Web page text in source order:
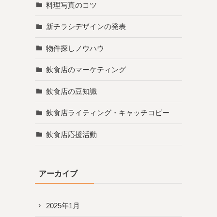
料理写真のコツ
新チラシデザインの発表
物件探しノウハウ
飲食店のマーケティング
飲食店の豆知識
飲食店ライティング・キャッチコピー
飲食店応援活動
アーカイブ
2025年1月